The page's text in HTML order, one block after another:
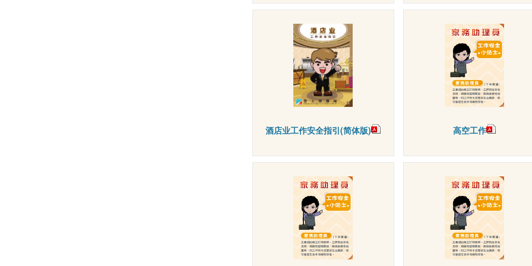
酒店业工作安全指引(简体版) 高空工作